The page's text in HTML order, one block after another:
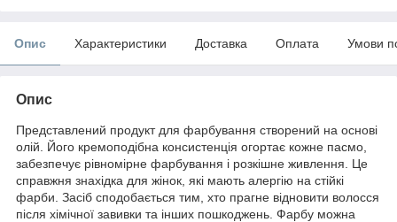
Опис Характеристики Доставка Оплата Умови
Опис
Представлений продукт для фарбування створений на основі
олій. Його кремоподібна консистенція огортає кожне пасмо,
забезпечує рівномірне фарбування і розкішне живлення. Це
справжня знахідка для жінок, які мають алергію на стійкі
фарби. Засіб сподобається тим, хто прагне відновити волосся
після хімічної завивки та інших пошкоджень. Фарбу можна